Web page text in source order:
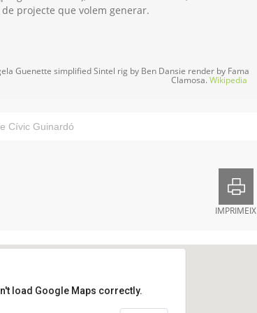
projecte que volem generar.
Guenette simplified Sintel rig by Ben Dansie render by Fama
Clamosa.Wikipedia
Cívic Guinardó
IMPRIMEIX
load Google Maps correctly.